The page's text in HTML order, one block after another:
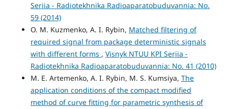
Seriia - Radiotekhnika Radioaparatobuduvannia: No.
59 (2014)
O. M. Kuzmenko, A. I. Rybin, Matched filtering of
required signal from package deterministic signals
with different forms , Visnyk NTUU KPI Seriia -
Radiotekhnika Radioaparatobuduvannia: No. 41 (2010)
M. E. Artemenko, A. I. Rybin, M. S. Kumsiya, The
application conditions of the compact modified
method of curve fitting for parametric synthesis of